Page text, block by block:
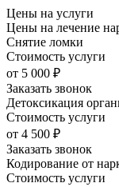
Цены на услуги
Цены на лечение
Снятие ломки
Стоимость услуги
от 5 000 ₽
Заказать звонок
Детоксикация
Стоимость услуги
от 4 500 ₽
Заказать звонок
Кодирование от
Стоимость услуги